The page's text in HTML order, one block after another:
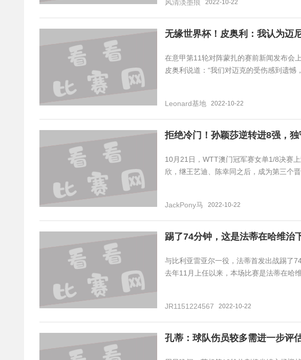
风清淡墨痕 2022-10-22
无缘世界杯！皮奥利：我认为迈
在意甲第11轮对阵蒙扎的赛前新闻发布会
皮奥利说道：“我们对迈克的受伤感到遗憾
Leonard基地 2022-10-22
拒绝冷门！孙颖莎逆转进8强，
10月21日，WTT澳门冠军赛女单1/8决赛
欣，继王艺迪、陈幸同之后，成为第三个
JackPony马 2022-10-22
踢了74分钟，这是法蒂在哈维治
与比利亚雷亚尔一役，法蒂首发出战踢了
去年11月上任以来，本场比赛是法蒂在哈
JR1151224567 2022-10-22
孔蒂：球队伤员较多需进一步评